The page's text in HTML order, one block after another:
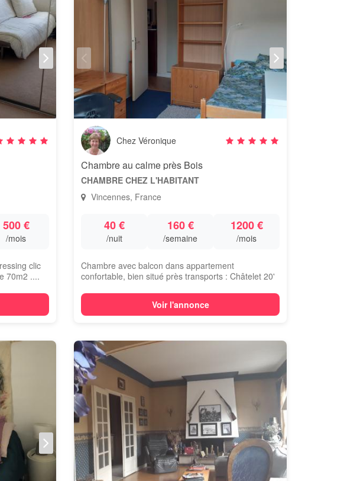
500 €
/mois
clic
70m2 ....
Chez Véronique
Chambre au calme près Bois
CHAMBRE CHEZ L'HABITANT
Vincennes, France
40 €
/nuit
160 €
/semaine
1200 €
/mois
Chambre avec balcon dans appartement
confortable, bien situé près transports : Châtelet 20'
Voir l'annonce